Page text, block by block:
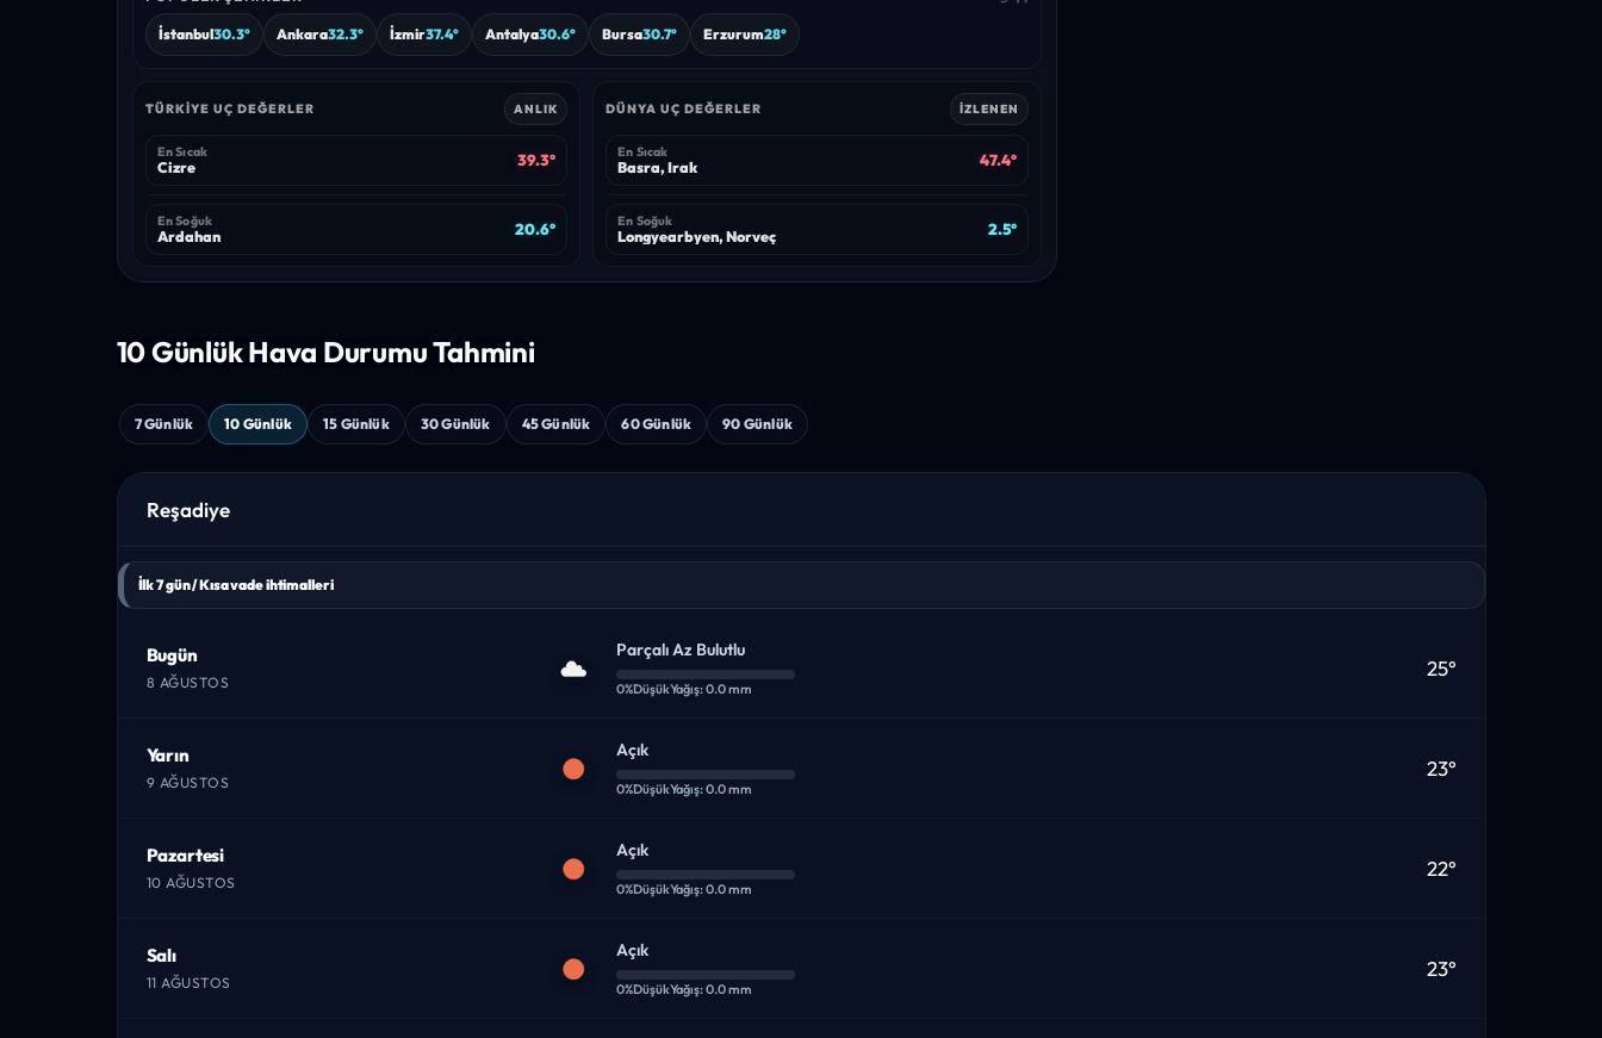
İstanbul30.3° Ankara32.3° İzmir37.4° Antalya30.6° Bursa30.7° Erzurum28°
TÜRKIYE UÇ DEĞERLER ANLIK
En Sıcak
Cizre 39.3°
En Soğuk
Ardahan 20.6°
DÜNYA UÇ DEĞERLER İZLENEN
En Sıcak
Basra, Irak 47.4°
En Soğuk
Longyearbyen, Norveç 2.5°
10 Günlük Hava Durumu Tahmini
7 Günlük 10 Günlük 15 Günlük 30 Günlük 45 Günlük 60 Günlük 90 Günlük
Reşadiye
İlk 7 gün / Kısa vade ihtimalleri
Bugün
8 AĞUSTOS
Parçalı Az Bulutlu
0%DüşükYağış: 0.0 mm
25°
Yarın
9 AĞUSTOS
Açık
0%DüşükYağış: 0.0 mm
23°
Pazartesi
10 AĞUSTOS
Açık
0%DüşükYağış: 0.0 mm
22°
Salı
11 AĞUSTOS
Açık
0%DüşükYağış: 0.0 mm
23°